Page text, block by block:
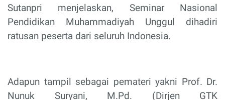
Sutanpri menjelaskan, Seminar Nasional
Pendidikan Muhammadiyah Unggul dihadiri
ratusan peserta dari seluruh Indonesia.
Adapun tampil sebagai pemateri yakni Prof. Dr.
Nunuk Suryani, M.Pd. (Dirjen GTK